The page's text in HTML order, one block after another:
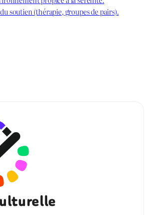
soutien (thérapie, groupes de pairs).